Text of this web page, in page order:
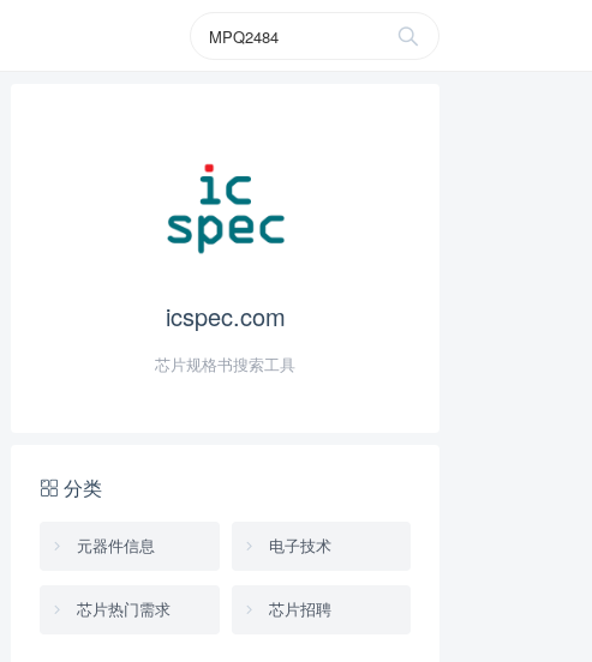
icspec.com
芯片规格书搜索工具
分类
元器件信息 电子技术
芯片热门需求 芯片招聘